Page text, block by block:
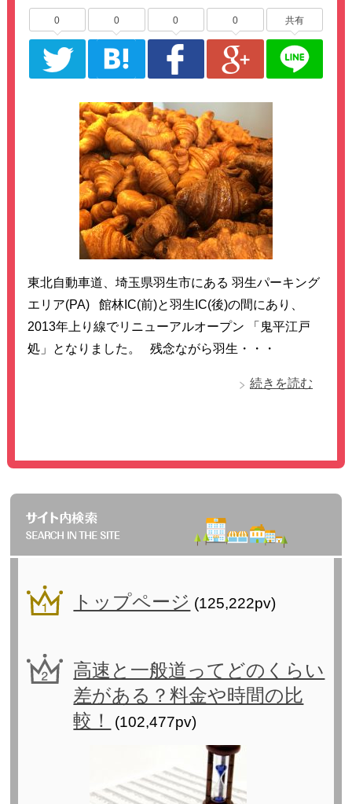
0 0 0 0 共有
東北自動車道、埼玉県羽生市にある 羽生パーキング
エリア(PA) 館林IC(前)と羽生IC(後)の間にあり、
2013年上り線でリニューアルオープン 「鬼平江戸
処」となりました。 残念ながら羽生・・・
続きを読む
トップページ (125,222pv)
高速と一般道ってどのくらい
差がある？料金や時間の比
較！
(102,477pv)